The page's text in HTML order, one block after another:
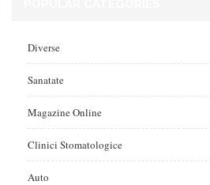
Diverse
Sanatate
Magazine Online
Clinici Stomatologice
Auto